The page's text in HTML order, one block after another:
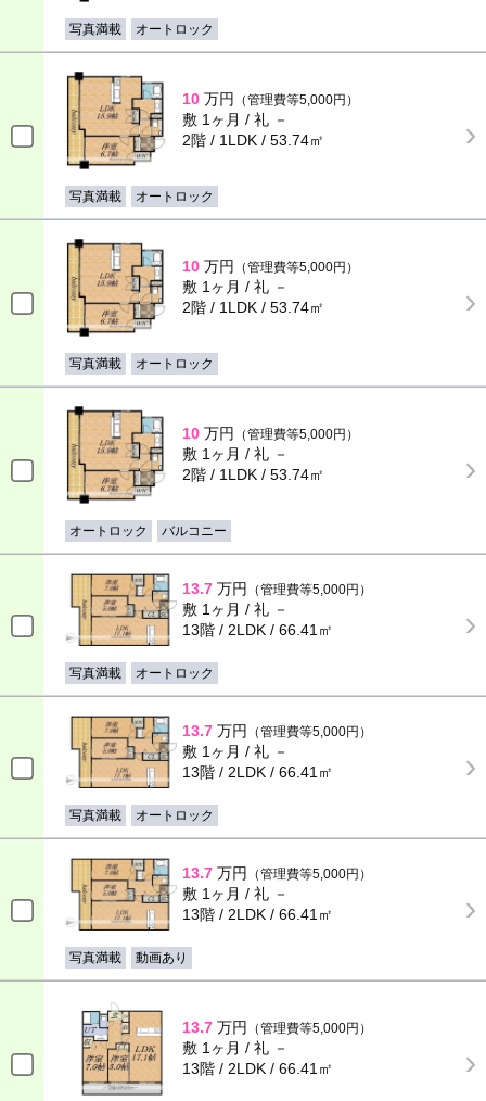
写真満載 オートロック
10 万円 （管理費等5,000円）
敷 1ヶ月 / 礼 －
2階 / 1LDK / 53.74㎡
写真満載 オートロック
10 万円 （管理費等5,000円）
敷 1ヶ月 / 礼 －
2階 / 1LDK / 53.74㎡
写真満載 オートロック
10 万円 （管理費等5,000円）
敷 1ヶ月 / 礼 －
2階 / 1LDK / 53.74㎡
オートロック バルコニー
13.7 万円 （管理費等5,000円）
敷 1ヶ月 / 礼 －
13階 / 2LDK / 66.41㎡
写真満載 オートロック
13.7 万円 （管理費等5,000円）
敷 1ヶ月 / 礼 －
13階 / 2LDK / 66.41㎡
写真満載 オートロック
13.7 万円 （管理費等5,000円）
敷 1ヶ月 / 礼 －
13階 / 2LDK / 66.41㎡
写真満載 動画あり
13.7 万円 （管理費等5,000円）
敷 1ヶ月 / 礼 －
13階 / 2LDK / 66.41㎡